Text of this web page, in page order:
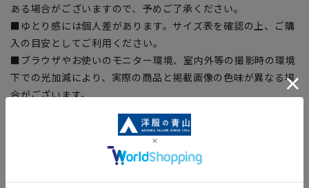
ある場合がございますので、予めご了承ください。
■ゆとり感には個人差があります。サイズ表を確認の上、ご購
入の目安としてご利用ください。
■ブラウザやお使いのモニター環境、室内外等の撮影時の環境
下での光加減により、実際の商品と掲載画像の色味が異なる場
合がございます。
■生地や仕様・デザインにより、着用感や実際のサイズ表に若
干の誤差が生じる場合がございます。予めご了承ください。
■店舗や各モールサイトと商品在庫を共有しております関係
上、ご注文いただいたタイミングにより欠品が発生し、ご注文
を完了できない場合がございます。予めご了承ください。